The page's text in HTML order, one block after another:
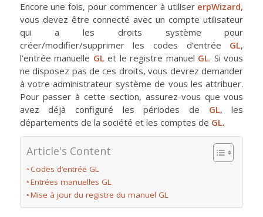
Encore une fois, pour commencer à utiliser erpWizard,
vous devez être connecté avec un compte utilisateur
qui a les droits système pour
créer/modifier/supprimer les codes d’entrée GL,
l’entrée manuelle GLet le registre manuel GL. Si vous
ne disposez pas de ces droits, vous devrez demander
à votre administrateur système de vous les attribuer.
Pour passer à cette section, assurez-vous que vous
avez déjà configuré les périodes de GL, les
départements de la société et les comptes de GL.
Article's Content
Codes d’entrée GL
Entrées manuelles GL
Mise à jour du registre du manuel GL